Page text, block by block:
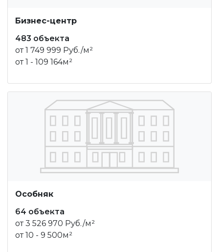
Бизнес-центр
483 объекта
от 1 749 999 Руб./м²
от 1 - 109 164м²
Особняк
64 объекта
от 3 526 970 Руб./м²
от 10 - 9 500м²